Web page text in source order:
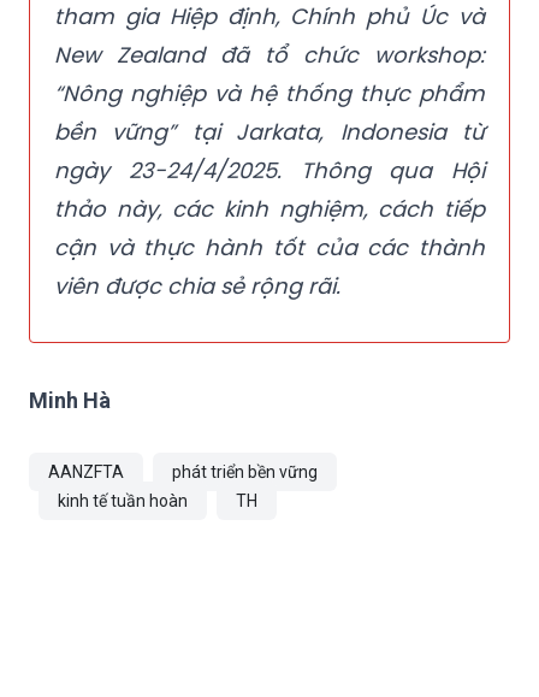
tham gia Hiệp định, Chính phủ Úc và
New Zealand đã tổ chức workshop:
“Nông nghiệp và hệ thống thực phẩm
bền vững” tại Jarkata, Indonesia từ
ngày 23-24/4/2025. Thông qua Hội
thảo này, các kinh nghiệm, cách tiếp
cận và thực hành tốt của các thành
viên được chia sẻ rộng rãi.
Minh Hà
AANZFTA
phát triển bền vững
kinh tế tuần hoàn
TH